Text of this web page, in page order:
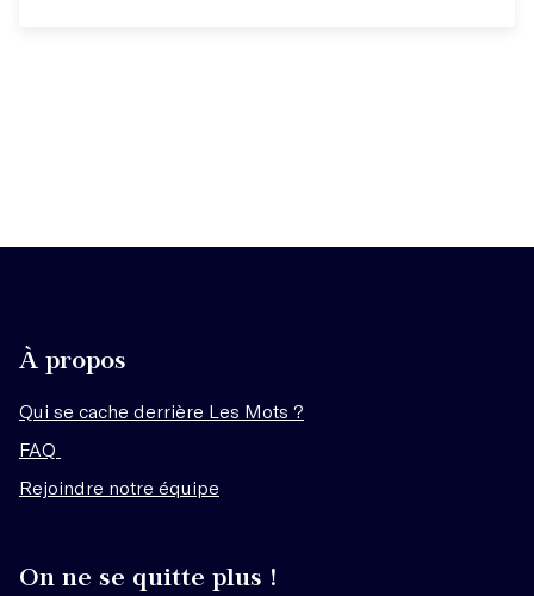
À propos
Qui se cache derrière Les Mots ?
FAQ
Rejoindre notre équipe
On ne se quitte plus !